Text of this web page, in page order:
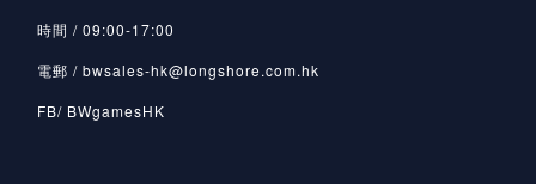
時間 / 09:00-17:00
電郵 / bwsales-hk@longshore.com.hk
FB/ BWgamesHK